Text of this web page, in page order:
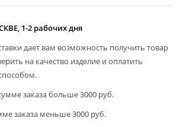
1-2 рабочих дня
дает вам возможность получить товар
на качество изделие и оплатить
заказа больше 3000 руб.
заказа меньше 3000 руб.